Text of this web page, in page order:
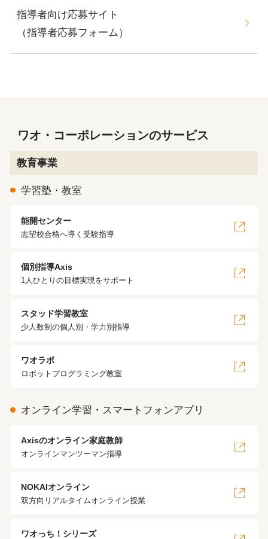
指導者向け応募サイト
（指導者応募フォーム）
ワオ・コーポレーションのサービス
教育事業
学習塾・教室
能開センター
志望校合格へ導く受験指導
個別指導Axis
1人ひとりの目標実現をサポート
スタッド学習教室
少人数制の個人別・学力別指導
ワオラボ
ロボットプログラミング教室
オンライン学習・スマートフォンアプリ
Axisのオンライン家庭教師
オンラインマンツーマン指導
NOKAIオンライン
双方向リアルタイムオンライン授業
ワオっち！シリーズ